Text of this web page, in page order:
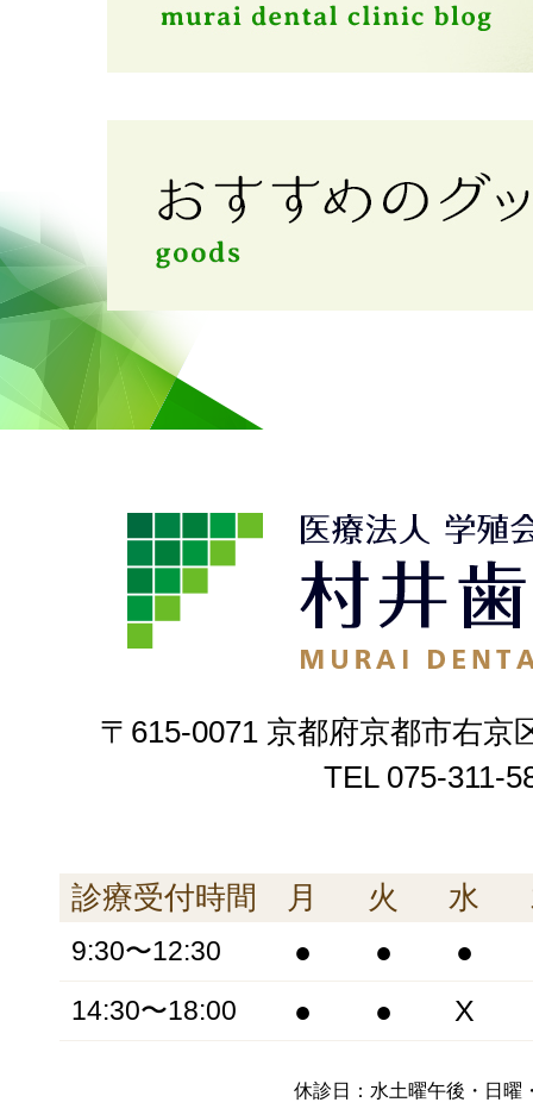
〒615-0071 京都府京都市右京
TEL 075-311-
診療受付時間 月 火 水
9:30〜12:30 ● ● ●
14:30〜18:00 ● ● X
休診日：水土曜午後・日曜